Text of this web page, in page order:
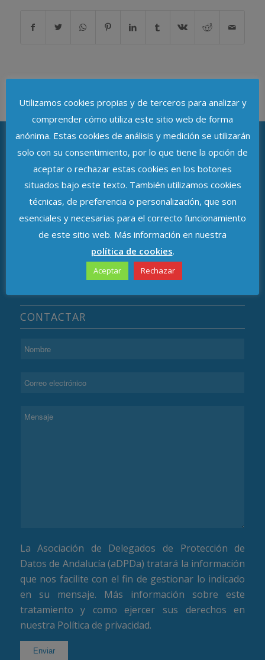
ASOCIACIÓN DE DELEGADOS DE
PROTECCIÓN DE DATOS DE ANDALUCÍA
Avenida de República Argentina, n.º 37
C.P. 41011, Sevilla
CONTACTAR
La Asociación de Delegados de Protección de
Datos de Andalucía (aDPDa) tratará la información
que nos facilite con el fin de gestionar lo indicado
en su mensaje. Más información sobre este
tratamiento y como ejercer sus derechos en
nuestra Política de privacidad.
Utilizamos cookies propias y de terceros para analizar y
comprender cómo utiliza este sitio web de forma
anónima. Estas cookies de análisis y medición se utilizarán
solo con su consentimiento, por lo que tiene la opción de
aceptar o rechazar estas cookies en los botones
situados bajo este texto. También utilizamos cookies
técnicas, de preferencia o personalización, que son
esenciales y necesarias para el correcto funcionamiento
de este sitio web. Más información en nuestra
política de cookies.
Aceptar Rechazar